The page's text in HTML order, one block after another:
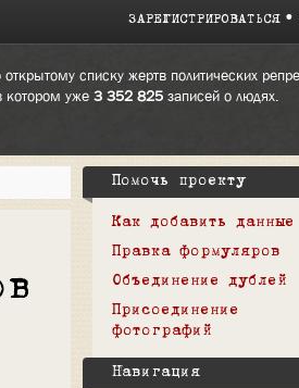
ЗАРЕГИСТРИРОВАТЬСЯ
списку жертв политических
котором уже 3 352 825записей о людях.
Помочь проекту
Как добавить данные
Правка формуляров
Объединение дублей
Присоединение
фотографий
Навигация